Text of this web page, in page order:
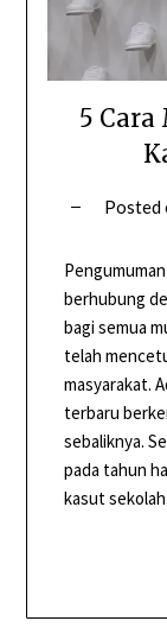
5
Posted
berhubung
bagi semua
telah
masyarakat.
terbaru
sebaliknya.
pada tahun
kasut